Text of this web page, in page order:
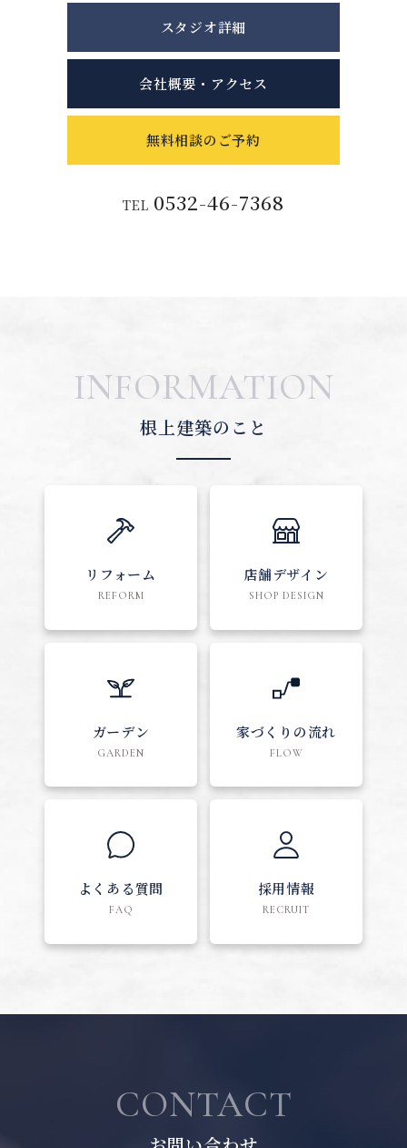
スタジオ詳細
会社概要・アクセス
無料相談のご予約
TEL 0532-46-7368
INFORMATION
根上建築のこと
リフォーム
REFORM
店舗デザイン
SHOP DESIGN
ガーデン
GARDEN
家づくりの流れ
FLOW
よくある質問
FAQ
採用情報
RECRUIT
CONTACT